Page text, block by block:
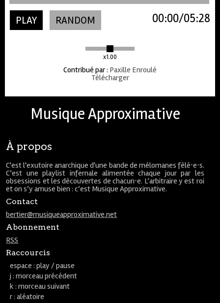
PLAY RANDOM
x1.00
05:28
00:00
Contribué par: Paxille Enroulé
Télécharger
Musique Approximative
À propos
C'est l'exutoire anarchique d'une bande de mélomanes fêlé⋅e⋅s.
C’est une playlist infernale alimentée chaque jour par les
obsessions et les découvertes de chacun⋅e. L’arbitraire y est roi
et on s’y amuse bien : c’est Musique Approximative.
Contact
bertier@musiqueapproximative.net
Abonnement
RSS
Raccourcis
espace : play / pause
j : morceau précédent
k : morceau suivant
r : aléatoire